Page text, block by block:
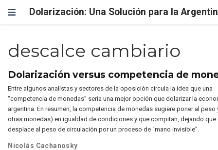
Dolarización: Una Solución para la
descalce cambiario
Dolarización versus competencia de
Entre algunos analistas y sectores de la oposición circula la idea que una
“competencia de monedas” sería una mejor opción que dolarizar la
argentina. En resumen, la competencia de monedas sugiere poner al peso
otras monedas) en igualdad de condiciones y que compitan, dejando que
desplace al peso de circulación por un proceso de “mano invisible”.
Nicolás Cachanosky